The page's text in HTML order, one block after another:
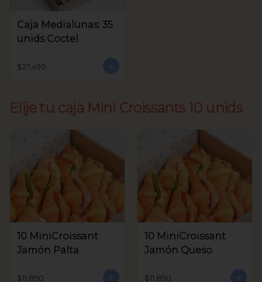
Caja Medialunas: 35
unids Coctel
$27.490
Elije tu caja Mini Croissants 10 unids
10 MiniCroissant
Jamón Palta
$11.890
10 MiniCroissant
Jamón Queso
$11.890